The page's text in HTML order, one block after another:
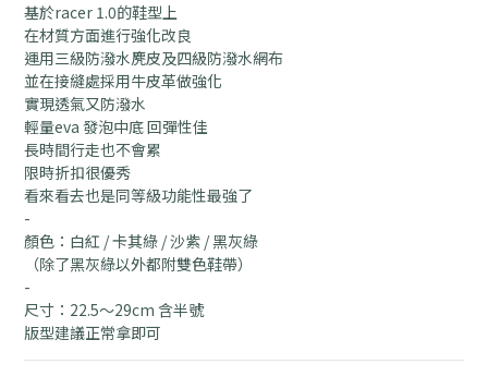
基於racer 1.0的鞋型上
在材質方面進行強化改良
運用三級防潑水麂皮及四級防潑水網布
並在接縫處採用牛皮革做強化
實現透氣又防潑水
輕量eva 發泡中底 回彈性佳
長時間行走也不會累
限時折扣很優秀
看來看去也是同等級功能性最強了
-
顏色：白紅 / 卡其綠 / 沙紫 / 黑灰綠
（除了黑灰綠以外都附雙色鞋帶）
-
尺寸：22.5～29cm 含半號
版型建議正常拿即可